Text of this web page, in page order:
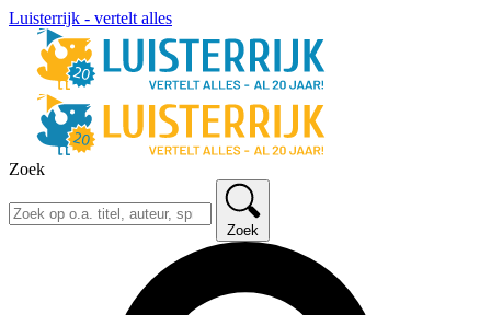
Luisterrijk - vertelt alles
Zoek
Zoek